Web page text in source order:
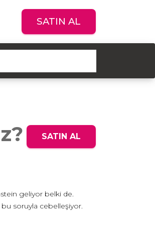
SATIN AL
SATIN AL
geliyor belki de.
bu soruyla cebelleşiyor.